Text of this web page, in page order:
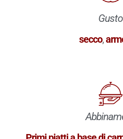
Gusto
secco,